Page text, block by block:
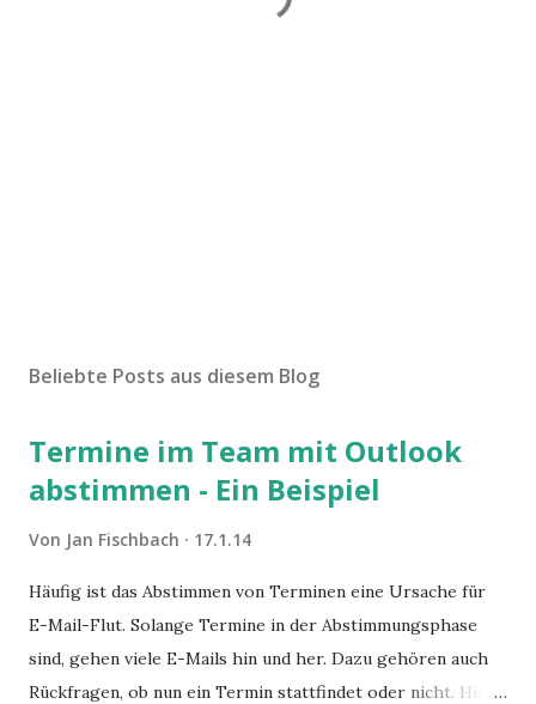
Beliebte Posts aus diesem Blog
Termine im Team mit Outlook
abstimmen - Ein Beispiel
Von Jan Fischbach 17.1.14
Häufig ist das Abstimmen von Terminen eine Ursache für
E-Mail-Flut. Solange Termine in der Abstimmungsphase
sind, gehen viele E-Mails hin und her. Dazu gehören auch
Rückfragen, ob nun ein Termin stattfindet oder nicht. Hier